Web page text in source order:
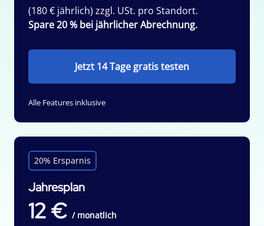
(180 € jährlich) zzgl. USt. pro Standort.
Spare 20 % bei jährlicher Abrechnung.
Jetzt 14 Tage gratis testen
Alle Features inklusive
20% Ersparnis
Jahresplan
12 € / monatlich